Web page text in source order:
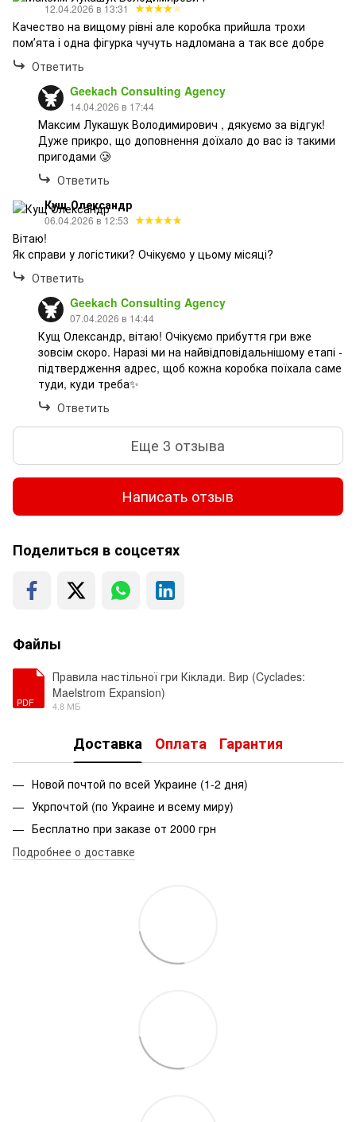
12.04.2026 в 13:31
Качество на вищому рівні але коробка прийшла трохи
помʼята і одна фігурка чучуть надломана а так все добре
Ответить
Geekach Consulting Agency
14.04.2026 в 17:44
Максим Лукашук Володимирович , дякуємо за відгук!
Дуже прикро, що доповнення доїхало до вас із такими
пригодами 🥲
Ответить
Кущ Олександр
06.04.2026 в 12:53
Вітаю!
Як справи у логістики? Очікуємо у цьому місяці?
Ответить
Geekach Consulting Agency
07.04.2026 в 14:44
Кущ Олександр, вітаю! Очікуємо прибуття гри вже
зовсім скоро. Наразі ми на найвідповідальнішому етапі -
підтвердження адрес, щоб кожна коробка поїхала саме
туди, куди треба✨
Ответить
Еще 3 отзыва
Написать отзыв
Поделиться в соцсетях
Файлы
PDF
Правила настільної гри Кіклади. Вир (Cyclades:
Maelstrom Expansion)
4.8 МБ
Доставка Оплата Гарантия
Новой почтой по всей Украине (1-2 дня)
Укрпочтой (по Украине и всему миру)
Бесплатно при заказе от 2000 грн
Подробнее о доставке